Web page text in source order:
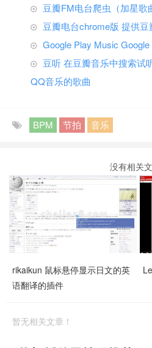
豆瓣FM电台爬虫（加星歌
豆瓣电台chrome版 提供
Google Play Music
豆听 在豆瓣音乐中搜索试
QQ音乐的歌曲
BPM 节拍 音乐
没有相关
rikaikun 鼠标悬停显示日文的英
语翻译的插件
暂无相关文章！